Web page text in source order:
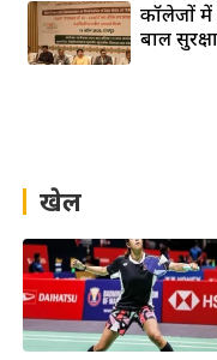
कॉलेजों में
बाल
खेल